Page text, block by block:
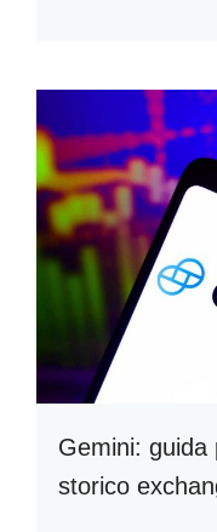
Gemini: guida
storico